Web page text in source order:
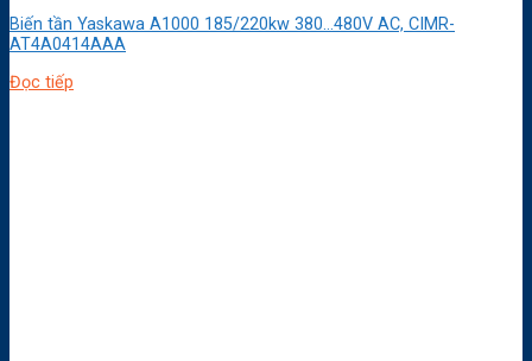
Biến tần Yaskawa A1000 185/220kw 380…480V AC, CIMR-
AT4A0414AAA
Đọc tiếp